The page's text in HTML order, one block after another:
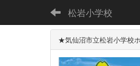
松岩小学校
★気仙沼市立松岩小学校